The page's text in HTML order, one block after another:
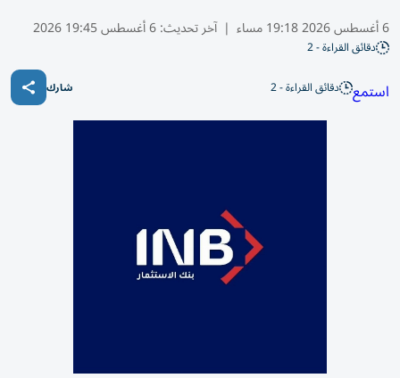
6 أغسطس 2026 19:18 مساء | آخر تحديث:6 أغسطس 19:45 2026
دقائق القراءة - 2
استمع دقائق القراءة - 2 شارك